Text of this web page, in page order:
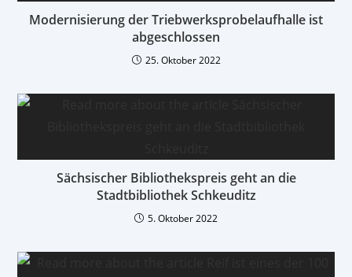
Modernisierung der Triebwerksprobelaufhalle ist
abgeschlossen
25. Oktober 2022
Sächsischer Bibliothekspreis geht an die
Stadtbibliothek Schkeuditz
5. Oktober 2022